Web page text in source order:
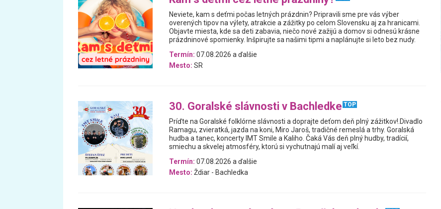
Neviete, kam s deťmi počas letných prázdnin? Pripravili sme pre vás výber
overených tipov na výlety, atrakcie a zážitky po celom Slovensku aj za hranicami.
Objavte miesta, kde sa deti zabavia, niečo nové zažijú a domov si odnesú krásne
prázdninové spomienky. Inšpirujte sa našimi tipmi a naplánujte si leto bez nudy.
Termín: 07.08.2026 a ďalšie
Mesto: SR
30. Goralské slávnosti v Bachledke TOP
Príďte na Goralské folklórne slávnosti a doprajte deťom deň plný zážitkov!.Divadlo
Ramagu, zvieratká, jazda na koni, Miro Jaroš, tradičné remeslá a trhy. Goralská
hudba a tanec, koncerty IMT Smile a Kaliho. Čaká Vás deň plný hudby, tradícií,
smiechu a skvelej atmosféry, ktorú si vychutnajú malí aj veľkí.
Termín: 07.08.2026 a ďalšie
Mesto: Ždiar - Bachledka